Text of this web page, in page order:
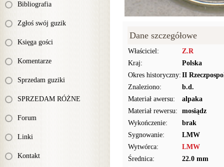
Bibliografia
Zgłoś swój guzik
Księga gości
Komentarze
Sprzedam guziki
SPRZEDAM RÓŻNE
Forum
Linki
Kontakt
Dane szczegółowe
Właściciel:
Z.R
Kraj:
Polska
Okres historyczny: II
Znaleziono:
b.d.
Materiał awersu:
alpaka
Materiał rewersu:
mosiądz
Wykończenie:
brak
Sygnowanie:
LMW
Wytwórca:
LMW
Średnica:
22.0 mm